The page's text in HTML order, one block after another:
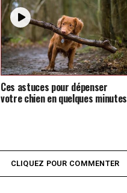
Ces astuces pour dépenser
votre chien en quelques minutes
CLIQUEZ POUR COMMENTER